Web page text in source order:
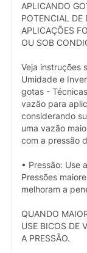
APLICANDO
POTENCIAL DE
APLICAÇÕES
OU SOB
Veja instruções
Umidade e
gotas -
vazão para
considerando
uma vazão
com a pressão
• Pressão: Use
Pressões
melhoram a
QUANDO
USE BICOS DE
A PRESSÃO.